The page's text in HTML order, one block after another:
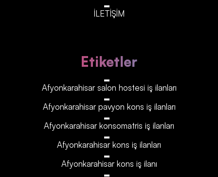
İLETİŞİM
Etiketler
Afyonkarahisar‎‎‎‎ salon hostesi iş ilanları
Afyonkarahisar‎‎‎‎ pavyon kons iş ilanları
Afyonkarahisar‎‎‎‎ konsomatris iş ilanları
Afyonkarahisar‎‎‎‎ kons iş ilanları
Afyonkarahisar‎‎‎‎ kons iş ilanı